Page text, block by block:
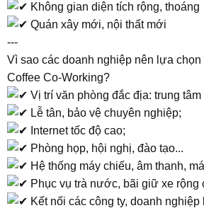
Không gian diện tích rộng, thoáng
Quán xây mới, nội thất mới
---
Vì sao các doanh nghiệp nên lựa chọn
Coffee Co-Working?
Vị trí văn phòng đắc địa: trung tâm
Lễ tân, bảo vệ chuyên nghiệp;
Internet tốc độ cao;
Phòng họp, hội nghị, đào tạo...
Hệ thống máy chiếu, âm thanh,
Phục vụ trà nước, bãi giữ xe rộng
Kết nối các công ty, doanh nghiệp